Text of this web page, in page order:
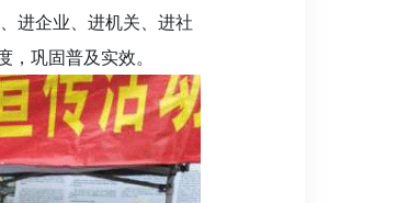
进企业、进机关、进社
巩固普及实效。